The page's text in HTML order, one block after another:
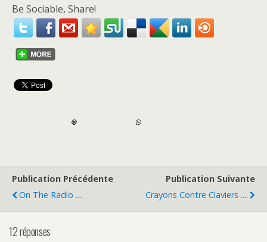
Be Sociable, Share!
Publication Précédente
On The Radio ....
Publication Suivante
Crayons Contre Claviers ....
12 réponses